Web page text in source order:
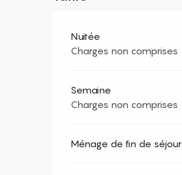
Nuitée
Charges non comprises
Semaine
Charges non comprises
Ménage de fin de séjour